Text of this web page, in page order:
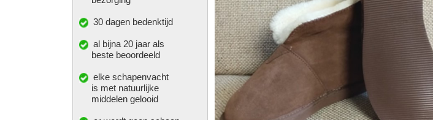
30 dagen bedenktijd
al bijna 20 jaar als
beste beoordeeld
elke schapenvacht
is met natuurlijke
middelen gelooid